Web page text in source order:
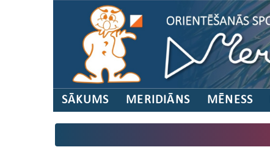
SĀKUMS MERIDIĀNS MĒNESS